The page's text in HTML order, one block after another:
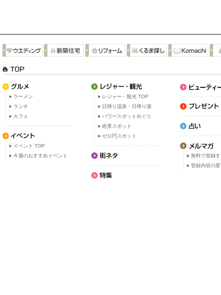
ラーメン
ランチ
カフェ
イベント TOP
今週のおすすめイベント
レジャー・観光 TOP
日帰り温泉・日帰り湯
パワースポットめぐり
絶景スポット
ゼロ円スポット
無料で登録
登録内容の